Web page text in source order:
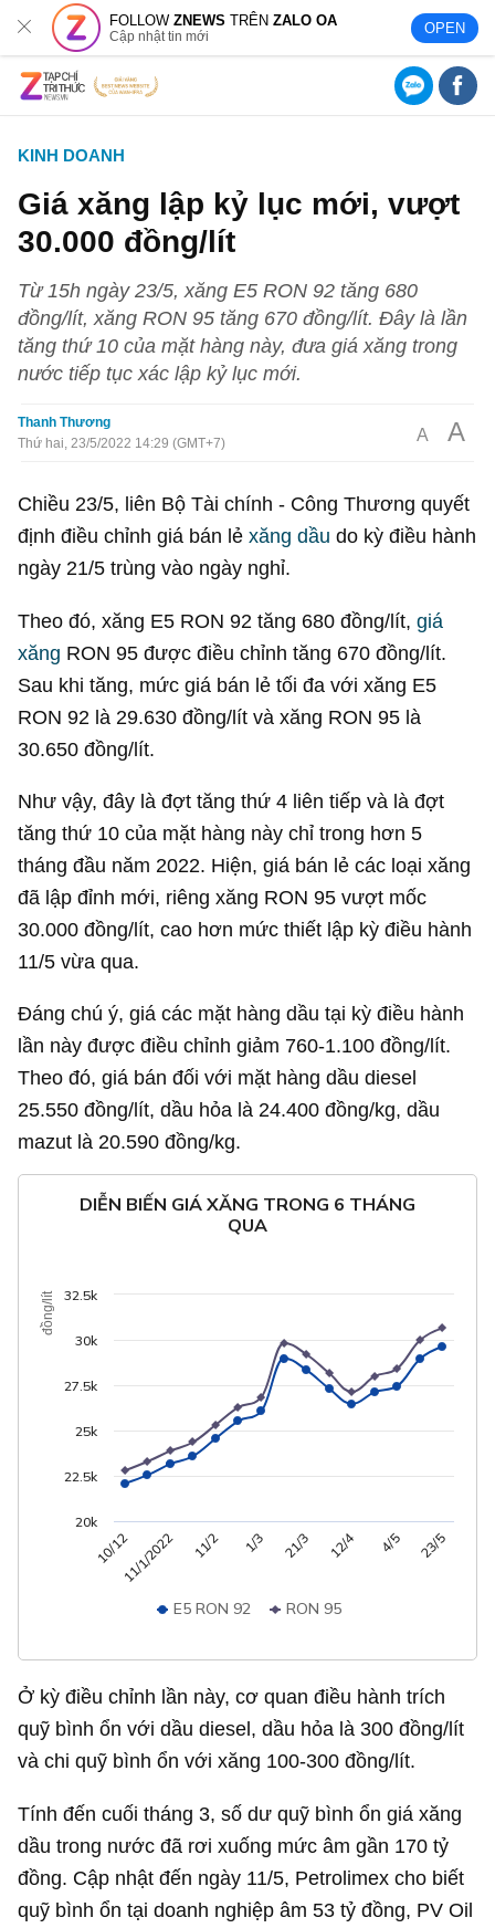
FOLLOWZNEWS TRÊNZALO OA
Cập nhật tin mới OPEN
KINH DOANH
Giá xăng lập kỷ lục mới, vượt
30.000 đồng/lít
Từ 15h ngày 23/5, xăng E5 RON 92 tăng 680
đồng/lít, xăng RON 95 tăng 670 đồng/lít. Đây là lần
tăng thứ 10 của mặt hàng này, đưa giá xăng trong
nước tiếp tục xác lập kỷ lục mới.
Thanh Thương
Thứ hai, 23/5/2022 14:29 (GMT+7)
A A
Chiều 23/5, liên Bộ Tài chính - Công Thương quyết
định điều chỉnh giá bán lẻxăng dầu do kỳ điều hành
ngày 21/5 trùng vào ngày nghỉ.
Theo đó, xăng E5 RON 92 tăng 680 đồng/lít,giá
xăng RON 95 được điều chỉnh tăng 670 đồng/lít.
Sau khi tăng, mức giá bán lẻ tối đa với xăng E5
RON 92 là 29.630 đồng/lít và xăng RON 95 là
30.650 đồng/lít.
Như vậy, đây là đợt tăng thứ 4 liên tiếp và là đợt
tăng thứ 10 của mặt hàng này chỉ trong hơn 5
tháng đầu năm 2022. Hiện, giá bán lẻ các loại xăng
đã lập đỉnh mới, riêng xăng RON 95 vượt mốc
30.000 đồng/lít, cao hơn mức thiết lập kỳ điều hành
11/5 vừa qua.
Đáng chú ý, giá các mặt hàng dầu tại kỳ điều hành
lần này được điều chỉnh giảm 760-1.100 đồng/lít.
Theo đó, giá bán đối với mặt hàng dầu diesel
25.550 đồng/lít, dầu hỏa là 24.400 đồng/kg, dầu
mazut là 20.590 đồng/kg.
đồng/lít
DIỄN BIẾN GIÁ XĂNG TRONG 6 THÁNG
QUA
E5 RON 92 RON 95
10/1211/1/2022 11/2 1/3 21/3 12/4 4/5 23/5
20k
22.5k
25k
27.5k
30k
32.5k
Ở kỳ điều chỉnh lần này, cơ quan điều hành trích
quỹ bình ổn với dầu diesel, dầu hỏa là 300 đồng/lít
và chi quỹ bình ổn với xăng 100-300 đồng/lít.
Tính đến cuối tháng 3, số dư quỹ bình ổn giá xăng
dầu trong nước đã rơi xuống mức âm gần 170 tỷ
đồng. Cập nhật đến ngày 11/5, Petrolimex cho biết
quỹ bình ổn tại doanh nghiệp âm53 tỷ đồng, PV Oil